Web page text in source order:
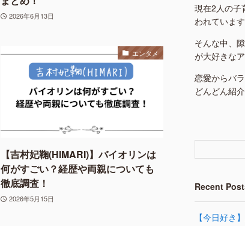
2026年6月13日
エンタメ
【吉村妃鞠(HIMARI)】バイオリンは
何がすごい？経歴や両親についても
徹底調査！
2026年5月15日
現在2人の子
われています
そんな中、
が大好きな
恋愛からバ
どんどん紹
Recent
【今日好き